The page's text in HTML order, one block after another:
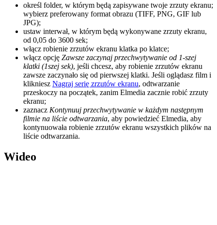
określ folder, w którym będą zapisywane twoje zrzuty ekranu;
wybierz preferowany format obrazu (TIFF, PNG, GIF lub
JPG);
ustaw interwał, w którym będą wykonywane zrzuty ekranu,
od 0,05 do 3600 sek;
włącz robienie zrzutów ekranu klatka po klatce;
włącz opcję Zawsze zaczynaj przechwytywanie od 1-szej
klatki (1szej sek), jeśli chcesz, aby robienie zrzutów ekranu
zawsze zaczynało się od pierwszej klatki. Jeśli oglądasz film i
klikniesz Nagraj serię zrzutów ekranu, odtwarzanie
przeskoczy na początek, zanim Elmedia zacznie robić zrzuty
ekranu;
zaznacz Kontynuuj przechwytywanie w każdym następnym
filmie na liście odtwarzania, aby powiedzieć Elmedia, aby
kontynuowała robienie zrzutów ekranu wszystkich plików na
liście odtwarzania.
Wideo